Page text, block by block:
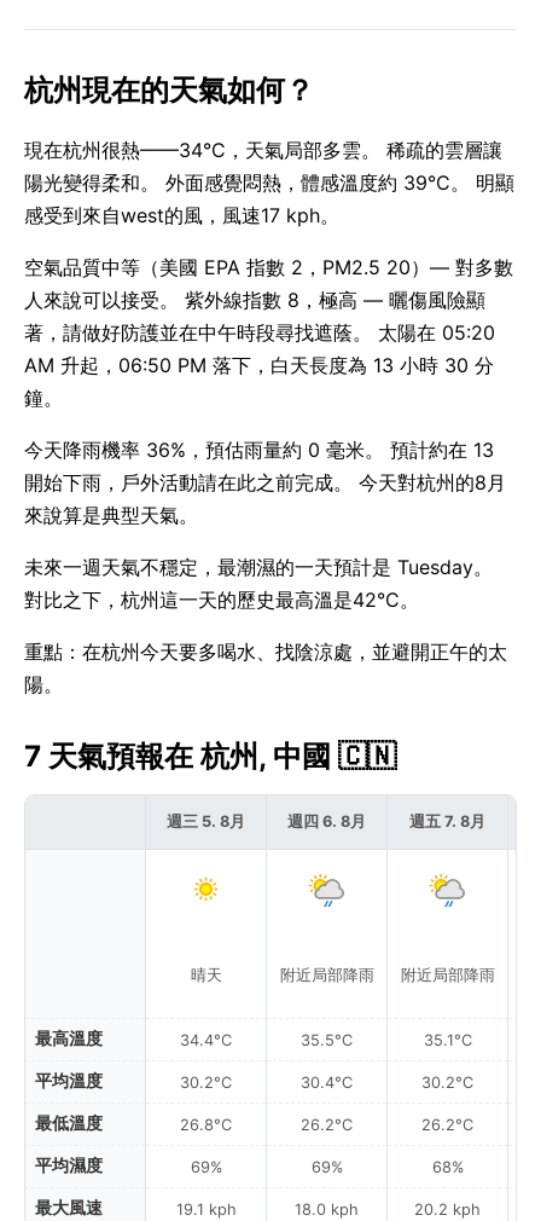
杭州現在的天氣如何？
現在杭州很熱——34°C，天氣局部多雲。 稀疏的雲層讓
陽光變得柔和。 外面感覺悶熱，體感溫度約 39°C。 明顯
感受到來自west的風，風速17 kph。
空氣品質中等（美國 EPA 指數 2，PM2.5 20）— 對多數
人來說可以接受。 紫外線指數 8，極高 — 曬傷風險顯
著，請做好防護並在中午時段尋找遮蔭。 太陽在 05:20
AM 升起，06:50 PM 落下，白天長度為 13 小時 30 分
鐘。
今天降雨機率 36%，預估雨量約 0 毫米。 預計約在 13
開始下雨，戶外活動請在此之前完成。 今天對杭州的8月
來說算是典型天氣。
未來一週天氣不穩定，最潮濕的一天預計是 Tuesday。
對比之下，杭州這一天的歷史最高溫是42°C。
重點：在杭州今天要多喝水、找陰涼處，並避開正午的太
陽。
7 天氣預報在 杭州, 中國 🇨🇳
最高溫度
平均溫度
最低溫度
平均濕度
最大風速
週三 5. 8月
晴天
34.4°C
30.2°C
26.8°C
69%
19.1 kph
週四 6. 8月
附近局部降雨
35.5°C
30.4°C
26.2°C
69%
18.0 kph
週五 7. 8月
附近局部降雨
35.1°C
30.2°C
26.2°C
68%
20.2 kph